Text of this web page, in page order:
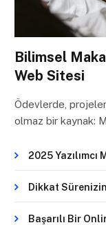
Bilimsel
Web Sitesi
Ödevlerde,
olmaz bir kaynak:
2025 Yazılımcı
Dikkat
Başarılı Bir